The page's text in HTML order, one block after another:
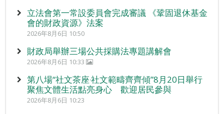
立法會第一常設委員會完成審議 《鞏固退休基金
會的財政資源》法案
2026年8月6日 10:50
財政局舉辦三場公共採購法專題講解會
2026年8月6日 10:33
第八場“社文茶座‧社文範疇齊齊傾”8月20日舉行
聚焦文體生活點亮身心 歡迎居民參與
2026年8月6日 10:23